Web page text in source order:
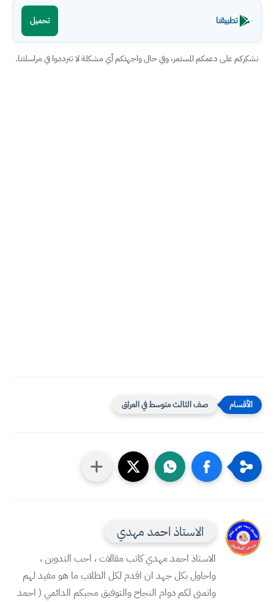
تطبيقنا تحميل
نشكركم على دعمكم المستمر، وفي حال واجهتكم أي مشكلة لا تترددوا في مراسلتنا.
صف الثالث متوسط في العراق
الاستاذ احمد مهدي
الاستاذ احمد مهدي كاتب مقالات ، احب التدوين ،
واحاول بكل جهد ان اقدم لكل الطلاب ما هو مفيد لهم
واتمنى لكم دوام النجاح والتوفيق محبكم الدائمي ( احمد